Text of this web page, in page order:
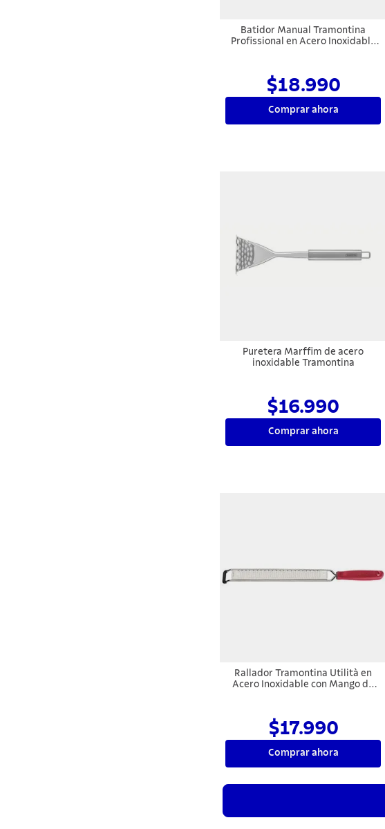
Batidor Manual Tramontina
Profissional en Acero Inoxidable
$18.990
Comprar ahora
Puretera Marffim de acero
inoxidable Tramontina
$16.990
Comprar ahora
Rallador Tramontina Utilità en
Acero Inoxidable con Mango de
$17.990
Comprar ahora